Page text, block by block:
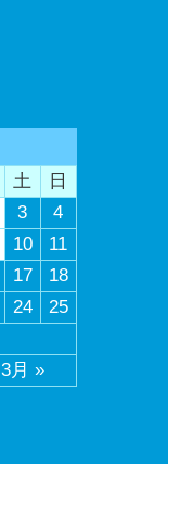
土 日
3月 »
3
4
10
11
17
18
24
25